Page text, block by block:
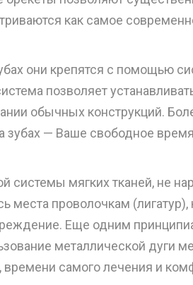
как самое
они крепятся с помощью
позволяет
обычных конструкций.
зубах — Ваше свободное
системы мягких тканей, не
места проволочкам
Еще одним
металлической дуги
самого лечения и